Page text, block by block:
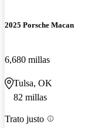
2025 Porsche Macan
6,680 millas
Tulsa, OK
82 millas
Trato justo